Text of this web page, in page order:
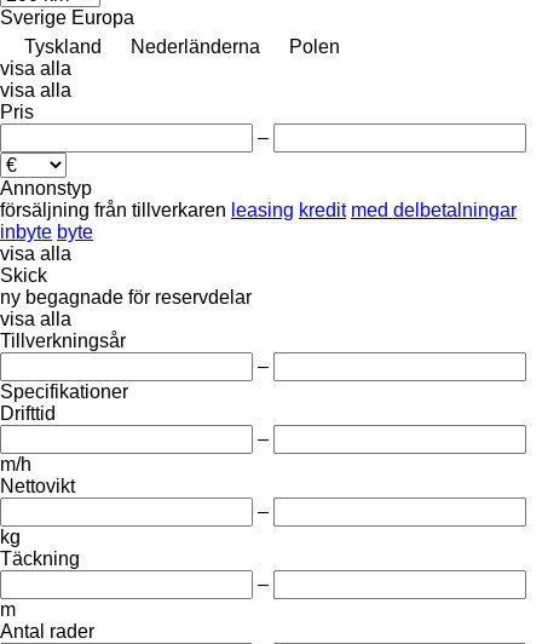
Sverige Europa
Tyskland
Nederländerna
Polen
visa alla
visa alla
Pris
–
Annonstyp
försäljning från tillverkaren leasing kredit med delbetalningar
inbyte byte
visa alla
Skick
ny begagnade för reservdelar
visa alla
Tillverkningsår
–
Specifikationer
Drifttid
–
m/h
Nettovikt
–
kg
Täckning
–
m
Antal rader